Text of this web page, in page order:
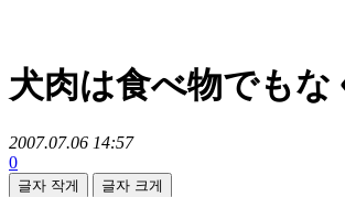
犬肉は食べ物でも
2007.07.06 14:57
0
글자 작게 글자 크게